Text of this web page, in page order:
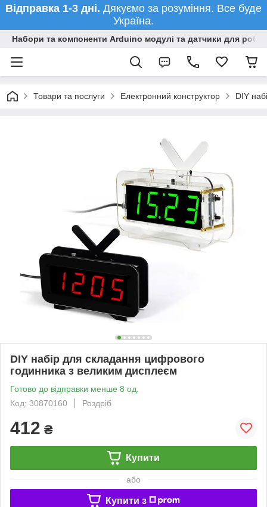
Відправка 1-3 дні. Дякуємо за розуміння. Все буде
Україна.
Набори та компоненти Arduino модулі та датчики для
Товари та послуги Електронний конструктор DIY
DIY набір для складання цифрового
годинника з великим дисплеєм
Готово до відправки менше 8 од.
Код: 30870160
Роздріб
412 ₴
Купити
або
Купити з